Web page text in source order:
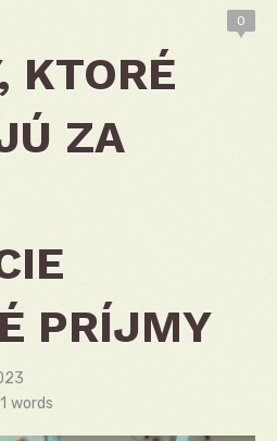
0
KTORÉ
ZA
PRÍJMY
words